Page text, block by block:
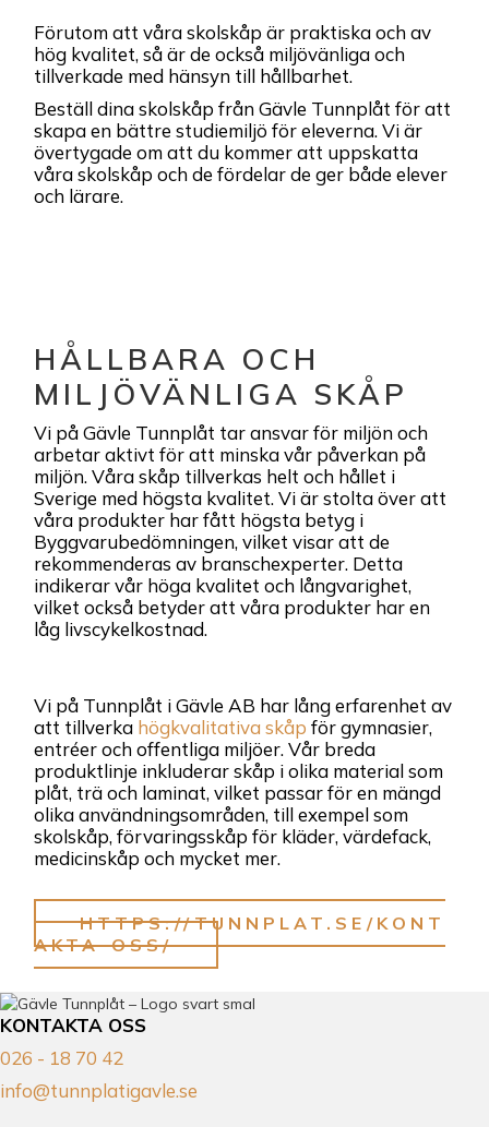
Förutom att våra skolskåp är praktiska och av
hög kvalitet, så är de också miljövänliga och
tillverkade med hänsyn till hållbarhet.
Beställ dina skolskåp från Gävle Tunnplåt för att
skapa en bättre studiemiljö för eleverna. Vi är
övertygade om att du kommer att uppskatta
våra skolskåp och de fördelar de ger både elever
och lärare.
HÅLLBARA OCH
MILJÖVÄNLIGA SKÅP
Vi på Gävle Tunnplåt tar ansvar för miljön och
arbetar aktivt för att minska vår påverkan på
miljön. Våra skåp tillverkas helt och hållet i
Sverige med högsta kvalitet. Vi är stolta över att
våra produkter har fått högsta betyg i
Byggvarubedömningen, vilket visar att de
rekommenderas av branschexperter. Detta
indikerar vår höga kvalitet och långvarighet,
vilket också betyder att våra produkter har en
låg livscykelkostnad.
Vi på Tunnplåt i Gävle AB har lång erfarenhet av
att tillverka högkvalitativa skåp för gymnasier,
entréer och offentliga miljöer. Vår breda
produktlinje inkluderar skåp i olika material som
plåt, trä och laminat, vilket passar för en mängd
olika användningsområden, till exempel som
skolskåp, förvaringsskåp för kläder, värdefack,
medicinskåp och mycket mer.
HTTPS://TUNNPLAT.SE/KONT
AKTA-OSS/
KONTAKTA OSS
026 - 18 70 42
info@tunnplatigavle.se